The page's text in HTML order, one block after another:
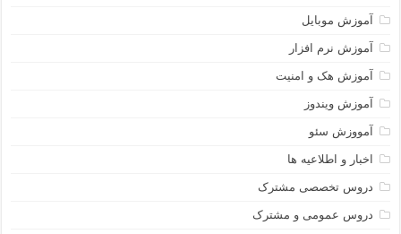
آموزش موبایل
آموزش نرم افزار
آموزش هک و امنیت
آموزش ویندوز
آمووزش سئو
اخبار و اطلاعیه ها
دروس تخصصی مشترک
دروس عمومی و مشترک